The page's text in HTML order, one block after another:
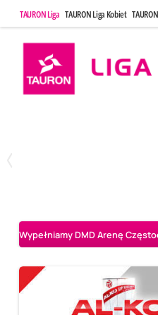
TAURON Liga TAURON Liga Kobiet
Wypełniamy DMD Arenę